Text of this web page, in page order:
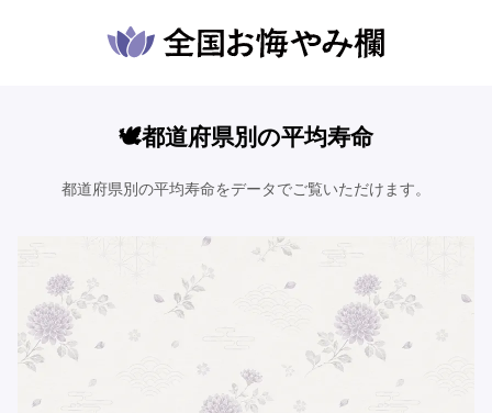
🕊️都道府県別の平均寿命
都道府県別の平均寿命をデータでご覧いただけます。